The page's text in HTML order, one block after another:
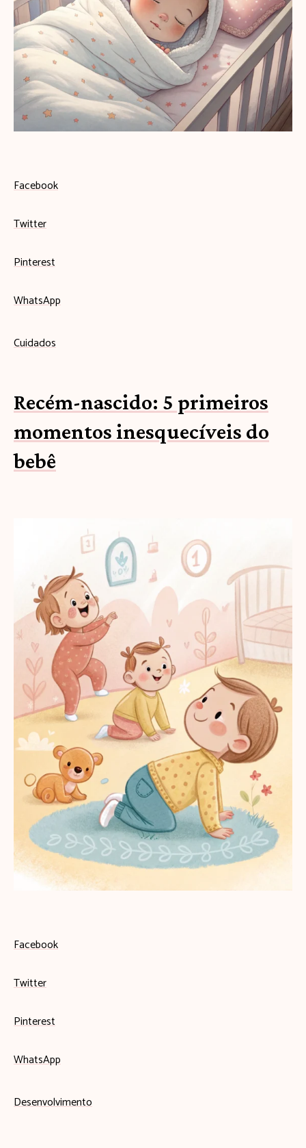
Facebook
Twitter
Pinterest
WhatsApp
Cuidados
Recém-nascido: 5 primeiros
momentos inesquecíveis do
bebê
Facebook
Twitter
Pinterest
WhatsApp
Desenvolvimento